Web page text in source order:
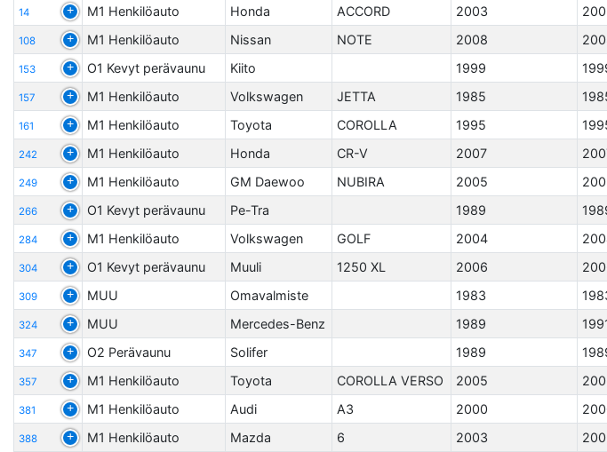
14 M1 Henkilöauto Honda ACCORD 2003
108 M1 Henkilöauto Nissan NOTE 2008
153 O1 Kevyt perävaunu Kiito 1999
157 M1 Henkilöauto Volkswagen JETTA 1985
161 M1 Henkilöauto Toyota COROLLA 1995
242 M1 Henkilöauto Honda CR-V 2007
249 M1 Henkilöauto GM Daewoo NUBIRA 2005
266 O1 Kevyt perävaunu Pe-Tra 1989
284 M1 Henkilöauto Volkswagen GOLF 2004
304 O1 Kevyt perävaunu Muuli 1250 XL 2006
309 MUU Omavalmiste 1983
324 MUU Mercedes-Benz 1989
347 O2 Perävaunu Solifer 1989
357 M1 Henkilöauto Toyota COROLLA VERSO 2005
381 M1 Henkilöauto Audi A3 2000
388 M1 Henkilöauto Mazda 6 2003